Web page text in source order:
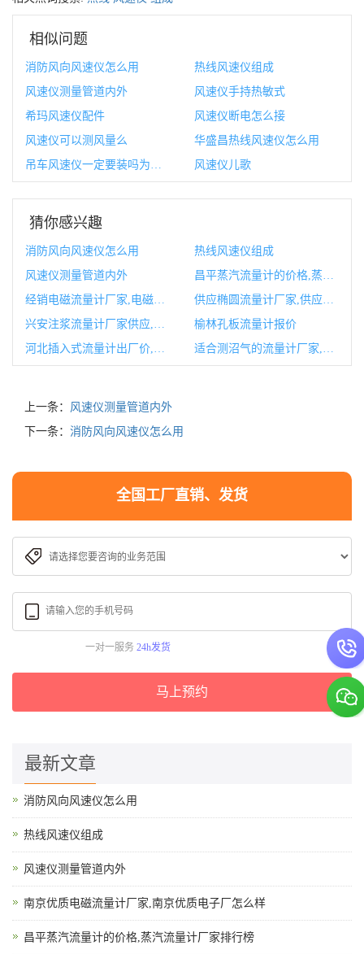
相似问题
消防风向风速仪怎么用
热线风速仪组成
风速仪测量管道内外
风速仪手持热敏式
希玛风速仪配件
风速仪断电怎么接
风速仪可以测风量么
华盛昌热线风速仪怎么用
风速仪儿歌
猜你感兴趣
消防风向风速仪怎么用
热线风速仪组成
风速仪测量管道内外
供应椭圆流量计厂家,供应椭圆流量计厂家排行榜
榆林孔板流量计报价
上一条： 风速仪测量管道内外
下一条： 消防风向风速仪怎么用
全国工厂直销、发货
一对一服务 24h发货
马上预约
最新文章
消防风向风速仪怎么用
热线风速仪组成
风速仪测量管道内外
南京优质电磁流量计厂家,南京优质电子厂怎么样
昌平蒸汽流量计的价格,蒸汽流量计厂家排行榜